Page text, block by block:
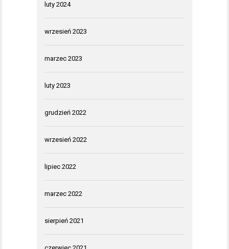
luty 2024
wrzesień 2023
marzec 2023
luty 2023
grudzień 2022
wrzesień 2022
lipiec 2022
marzec 2022
sierpień 2021